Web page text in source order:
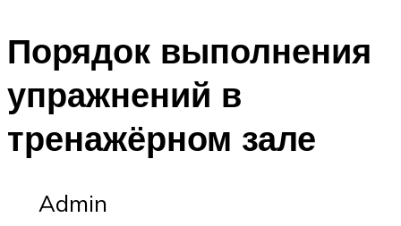
Порядок выполнения
упражнений в
тренажёрном зале
Admin